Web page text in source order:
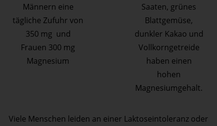
Männern eine
tägliche Zufuhr von
350 mg und
Frauen 300 mg
Magnesium
Saaten, grünes
Blattgemüse,
dunkler Kakao und
Vollkorngetreide
haben einen
hohen
Magnesiumgehalt.
Viele Menschen leiden an einer Laktoseintoleranz oder